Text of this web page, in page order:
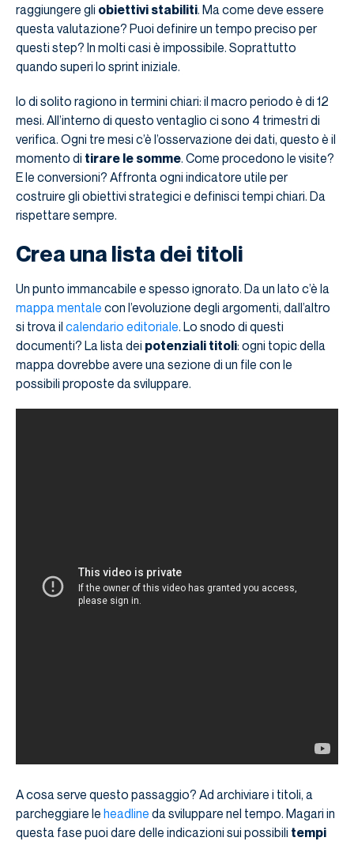
raggiungere gli obiettivi stabiliti. Ma come deve essere
questa valutazione? Puoi definire un tempo preciso per
questi step? In molti casi è impossibile. Soprattutto
quando superi lo sprint iniziale.
Io di solito ragiono in termini chiari: il macro periodo è di 12
mesi. All’interno di questo ventaglio ci sono 4 trimestri di
verifica. Ogni tre mesi c’è l’osservazione dei dati, questo è il
momento di tirare le somme. Come procedono le visite?
E le conversioni? Affronta ogni indicatore utile per
costruire gli obiettivi strategici e definisci tempi chiari. Da
rispettare sempre.
Crea una lista dei titoli
Un punto immancabile e spesso ignorato. Da un lato c’è la
mappa mentale con l’evoluzione degli argomenti, dall’altro
si trova il calendario editoriale. Lo snodo di questi
documenti? La lista dei potenziali titoli: ogni topic della
mappa dovrebbe avere una sezione di un file con le
possibili proposte da sviluppare.
A cosa serve questo passaggio? Ad archiviare i titoli, a
parcheggiare le headline da sviluppare nel tempo. Magari in
questa fase puoi dare delle indicazioni sui possibili tempi